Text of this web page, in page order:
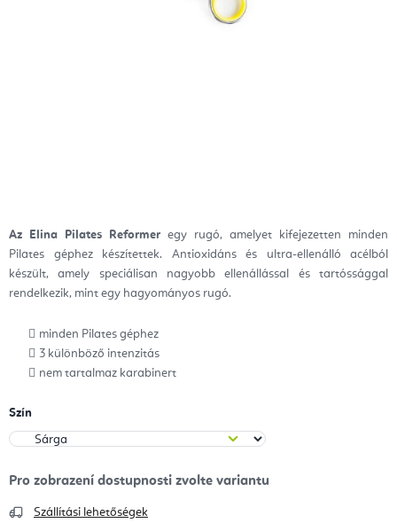
Az Elina Pilates Reformer egy rugó, amelyet kifejezetten minden
Pilates géphez készítettek. Antioxidáns és ultra-ellenálló acélból
készült, amely speciálisan nagyobb ellenállással és tartóssággal
rendelkezik, mint egy hagyományos rugó.
minden Pilates géphez
3 különböző intenzitás
nem tartalmaz karabinert
Szín
Szállítási lehetőségek